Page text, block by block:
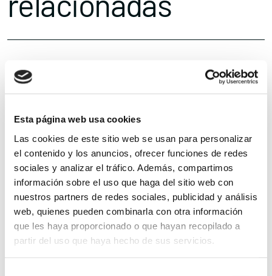
Esta página web usa cookies
Las cookies de este sitio web se usan para personalizar
el contenido y los anuncios, ofrecer funciones de redes
sociales y analizar el tráfico. Además, compartimos
información sobre el uso que haga del sitio web con
nuestros partners de redes sociales, publicidad y análisis
web, quienes pueden combinarla con otra información
que les haya proporcionado o que hayan recopilado a
partir del uso que haya hecho de sus servicios.